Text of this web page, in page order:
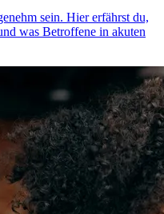
sein. Hier erfährst du,
was Betroffene in akuten